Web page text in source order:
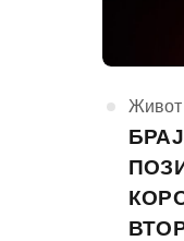
Живот